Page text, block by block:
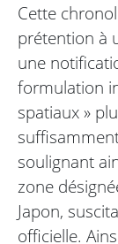
Cette
prétention à
une
formulation
spatiaux »
soulignant
zone
Japon,
officielle.